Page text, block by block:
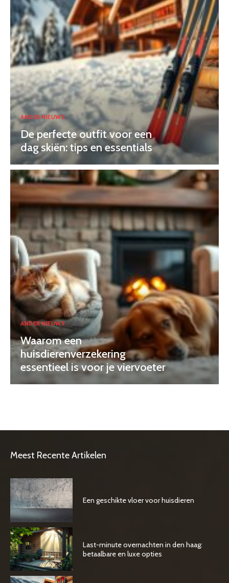
ANDER NIEUWS
De perfecte outfit voor een
dag skiën: tips en essentials
ANDER NIEUWS
Waarom een
huisdierenverzekering
essentieel is voor je viervoeter
Meest Recente Artikelen
Een geschikte vloer voor huisdieren
Last-minute overnachten in den haag:
betaalbare en luxe opties